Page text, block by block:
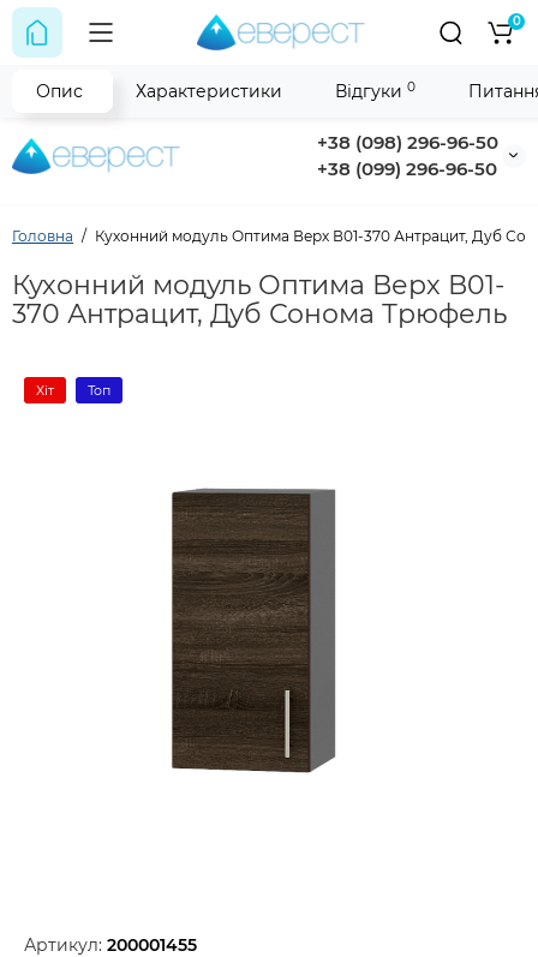
+38 (098) 296-96-50
+38 (099) 296-96-50
0
Головна Кухонний модуль Оптима Верх В01-370 Антрацит, Дуб
Кухонний модуль Оптима Верх В01-
370 Антрацит, Дуб Сонома Трюфель
Хіт Топ
Артикул: 200001455
Опис Характеристики Відгуки 0